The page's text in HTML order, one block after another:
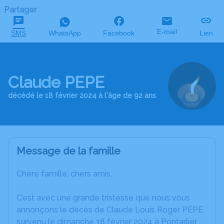
Partager
SMS WhatsApp Facebook E-mail Lien
Claude PEPE
décédé le 18 février 2024 à l'âge de 92 ans
Message de la famille
Chère famille, chers amis,
C’est avec une grande tristesse que nous vous
annonçons le décès de Claude Louis Roger PEPE
survenu le dimanche 18 février 2024 à Pontarlier.